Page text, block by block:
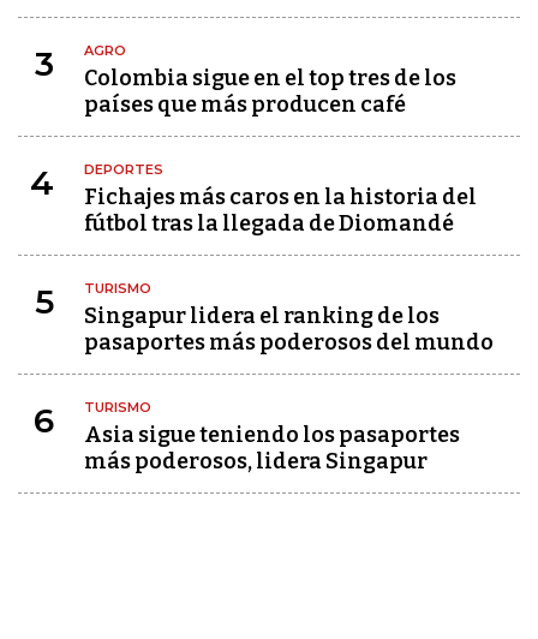
3 AGRO
Colombia sigue en el top tres de los
países que más producen café
4 DEPORTES
Fichajes más caros en la historia del
fútbol tras la llegada de Diomandé
5 TURISMO
Singapur lidera el ranking de los
pasaportes más poderosos del mundo
6 TURISMO
Asia sigue teniendo los pasaportes
más poderosos, lidera Singapur